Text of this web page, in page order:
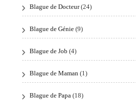
Blague de Docteur(24)
Blague de Génie (9)
Blague de Job (4)
Blague de Maman (1)
Blague de Papa (18)